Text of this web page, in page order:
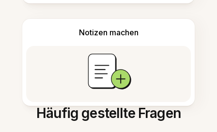
Notizen machen
Häufig gestellte Fragen